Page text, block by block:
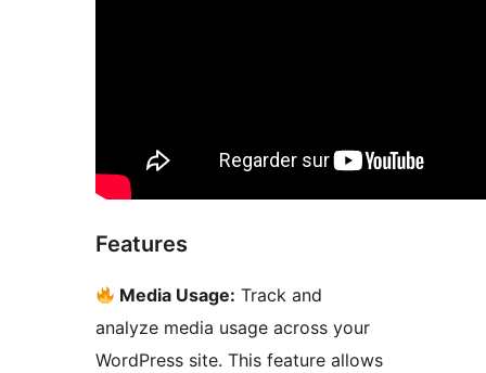
Features
Media Usage: Track and
analyze media usage across your
WordPress site. This feature allows